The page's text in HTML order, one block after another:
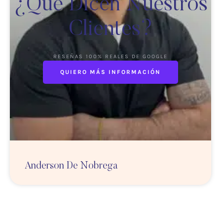
Anderson De Nobrega
¿Qué Dicen Nuestros
Clientes?
RESEÑAS 100% REALES DE GOOGLE
QUIERO MÁS INFORMACIÓN